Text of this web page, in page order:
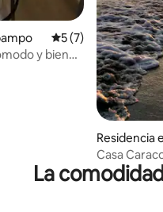
Calificación
5 (7)
y bien
Residencia
pito
Casa
La